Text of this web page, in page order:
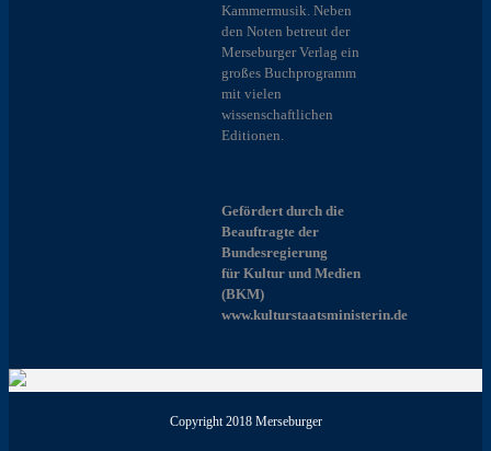
Kammermusik. Neben
den Noten betreut der
Merseburger Verlag ein
großes Buchprogramm
mit vielen
wissenschaftlichen
Editionen.
Gefördert durch die
Beauftragte der
Bundesregierung
für Kultur und Medien
(BKM)
www.kulturstaatsministerin.de
Copyright 2018 Merseburger